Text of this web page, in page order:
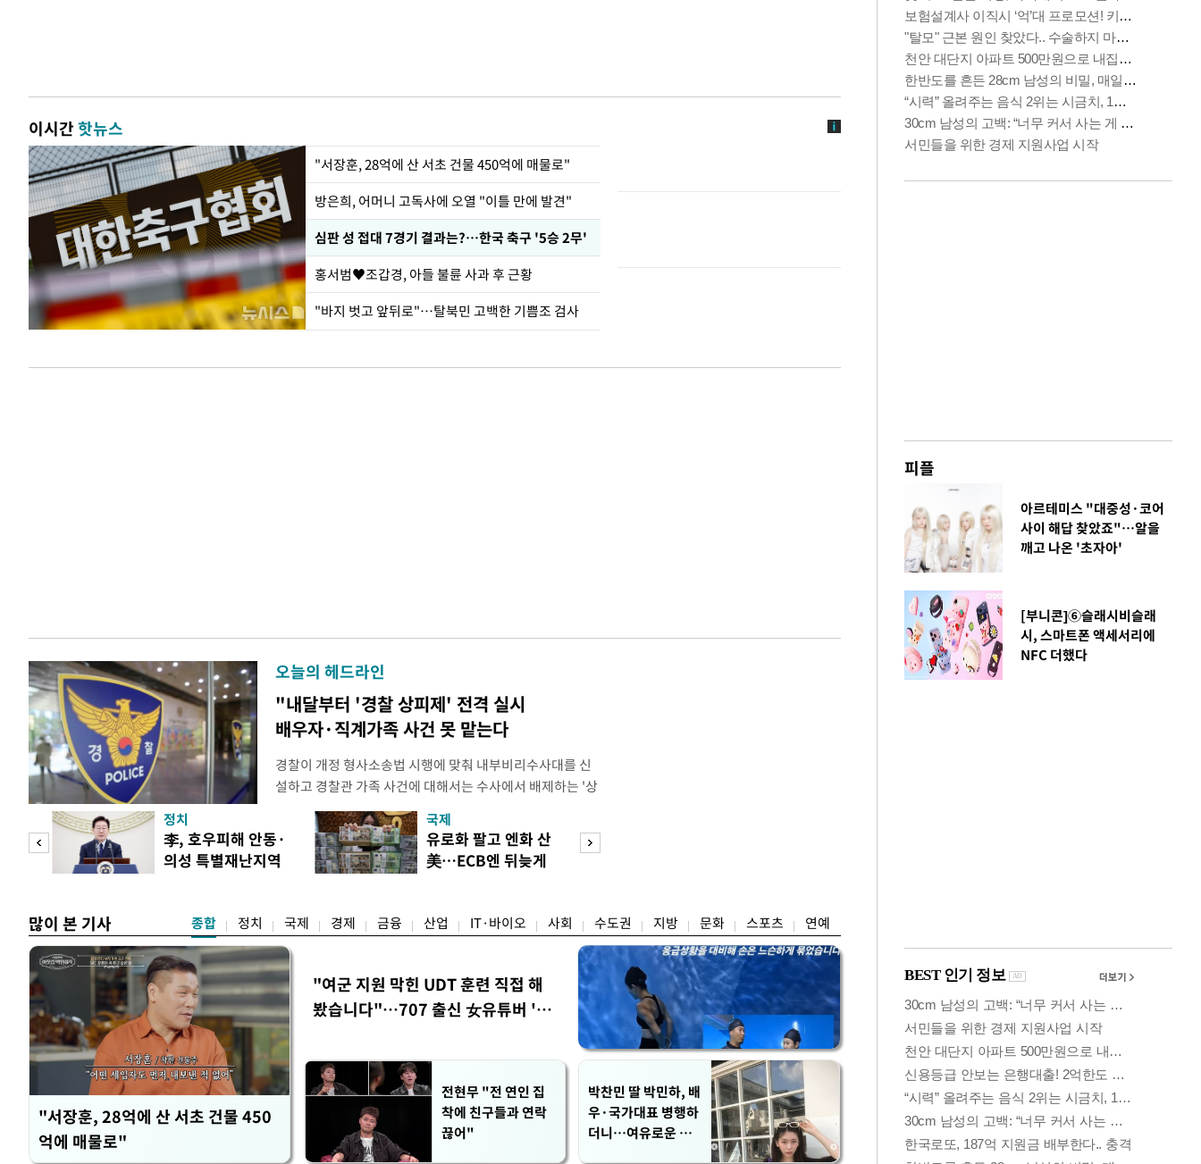
이시간핫뉴스
"서장훈, 28억에 산 서초 건물 450억에 매물로"
방은희, 어머니 고독사에 오열 "이틀 만에 발견"
심판 성 접대 7경기 결과는?…한국 축구 '5승 2무'
홍서범♥조갑경, 아들 불륜 사과 후 근황
"바지 벗고 앞뒤로"…탈북민 고백한 기쁨조 검사
오늘의 헤드라인
"내달부터 '경찰 상피제' 전격 실시
배우자·직계가족 사건 못 맡는다
경찰이 개정 형사소송법 시행에 맞춰 내부비리수사대를 신
설하고 경찰관 가족 사건에 대해서는 수사에서 배제하는 '상
피제'를 도입한다. 경찰청은 7일 오후 3시 '개정 형사소송법
후속 조치 태스크포스(TF)' 회의를 열었다고 밝혔다. 경찰은
우선 올해 하반기 인사에 맞춰 기존 국가수사본부에서 운영
하던 수사감찰 기능을 인권감사관실로 이관·개편해 객관
정치
李, 호우피해 안동·
의성 특별재난지역
국제
유로화 팔고 엔화 산
美…ECB엔 뒤늦게
많이 본 기사 종합 정치 국제 경제 금융 산업 IT·바이오 사회 수도권 지방 문화 스포츠 연예
"서장훈, 28억에 산 서초 건물 450
억에 매물로"
"여군 지원 막힌 UDT 훈련 직접 해
봤습니다"…707 출신 女유튜버 '완
전현무 "전 연인 집
착에 친구들과 연락
끊어"
박찬민 딸 박민하, 배
우·국가대표 병행하
더니…여유로운 근
피플
아르테미스 "대중성·코어
사이 해답 찾았죠"…알을
깨고 나온 '초자아'
[부니콘]⑥슬래시비슬래
시, 스마트폰 액세서리에
NFC 더했다